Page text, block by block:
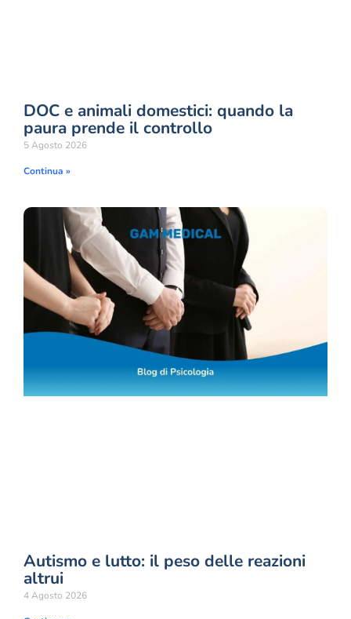
DOC e animali domestici: quando la
paura prende il controllo
5 Agosto 2026
Continua »
Autismo e lutto: il peso delle reazioni
altrui
4 Agosto 2026